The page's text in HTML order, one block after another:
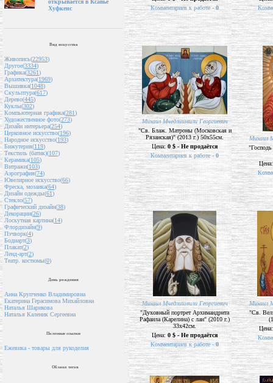
открывается в Ксавье
Хуфкенс
Вид искусства
Живопись(22953)
Другое(3334)
Графика(3261)
Архитектура(1969)
Вышивка(1048)
Скульптура(617)
Дерево(445)
Куклы(302)
Компьютерная графика(281)
Художественное фото(273)
Дизайн интерьера(254)
Церковное искусство(196)
Народное искусство(193)
Бижутерия(119)
Текстиль (батик)(107)
Керамика(105)
Витражи(103)
Аэрография(74)
Ювелирное искусство(66)
Фреска, мозаика(64)
Дизайн одежды(61)
Стекло(57)
Графический дизайн(38)
Декорации(26)
Лоскутная картина(14)
Флордизайн(9)
Пэчворк(4)
Бодиарт(3)
Плакат(2)
Ленд-арт(2)
Театр. костюмы(0)
День рождения
Анна Крупченко Владимировна
Екатерина Герасимова Михайловна
Наталья Шарикова
Наталья Каленик Сергеевна
Полезные ссылки
Ежевика - товары для рукоделия
Облако тегов
Комментариев к работе - 0
Михаил Мчедлишвили Георгиевич
"Св. Блаж. Матроны (Московская и
Рязанская)" (2013 г.) 50х55см.
Цена:0 $ - Не продаётся
Комментариев к работе -0
Михаил
Михаил Мчедлишвили Георгиевич
"Духовный портрет Архимандрита
Рафаила (Карелина) с лан" (2010 г.)
33х42см.
Цена: 0 $ - Не продаётся
Комментариев к работе - 0
Михаил
"Св.